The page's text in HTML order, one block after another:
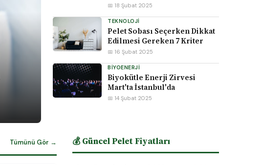
📅 18 Şubat 2025
TEKNOLOJI
Pelet Sobası Seçerken Dikkat
Edilmesi Gereken 7 Kriter
📅 16 Şubat 2025
BIYOENERJI
Biyokütle Enerji Zirvesi
Mart'ta İstanbul'da
📅 14 Şubat 2025
Tümünü Gör → 💰 Güncel Pelet Fiyatları